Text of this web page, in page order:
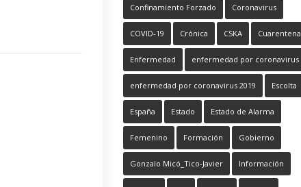
Confinamiento Forzado Coronavirus
COVID-19 Crónica CSKA Cuarentena
Enfermedad enfermedad por coronavirus
enfermedad por coronavirus 2019 Escolta
España Estado Estado de Alarma
Femenino Formación Gobierno
Gonzalo Micó_Tico-Javier Información